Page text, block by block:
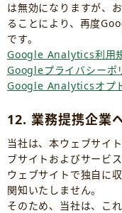
は無効になりますが、
ることにより、再度
です。
Google Analytics利用
Googleプライバシーポ
Google Analyticsオプ
12. 業務提携企業
当社は、本ウェブサイ
ブサイトおよびサービ
ウェブサイトで独自に
関知いたしません。
そのため、当社は、こ